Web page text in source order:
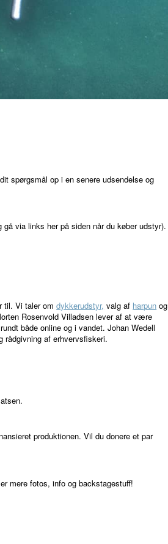
spørgsmål op i en senere udsendelse og
gå via links her på siden når du køber udstyr).
til. Vi taler omdykkerudstyr, valg af harpun og
Rosenvold Villadsen lever af at være
både online og i vandet. Johan Wedell
rådgivning af erhvervsfiskeri.
produktionen. Vil du donere et par
mere fotos, info og backstagestuff!